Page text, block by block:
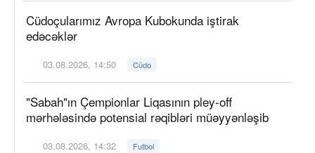
Cüdoçularımız Avropa Kubokunda iştirak
edəcəklər
03.08.2026, 14:50 Cüdo
"Sabah"ın Çempionlar Liqasının pley-off
mərhələsində potensial rəqibləri müəyyənləşib
03.08.2026, 14:32 Futbol